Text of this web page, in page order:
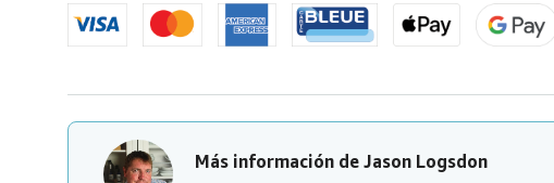
Más información de Jason Logsdon